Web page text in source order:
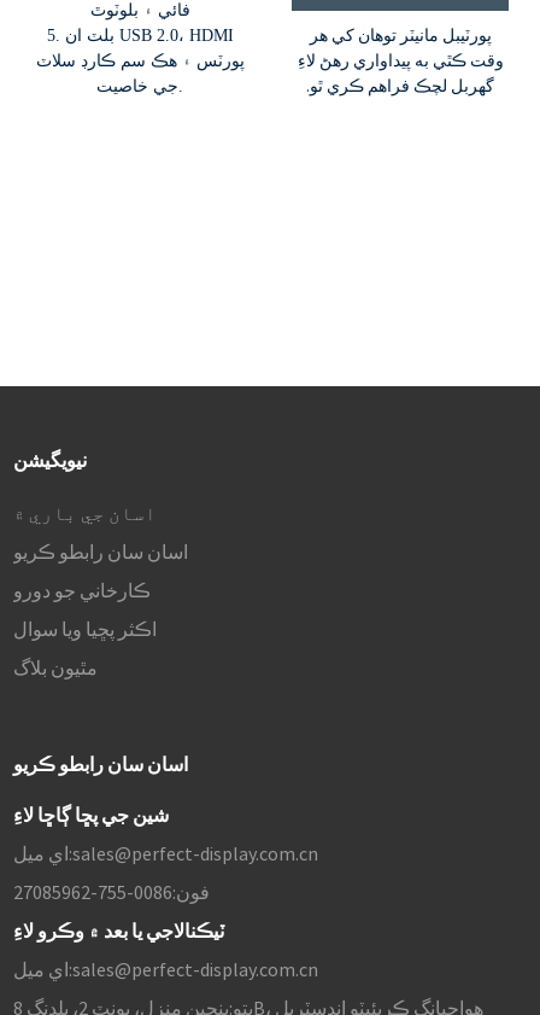
فائي ۽ بلوٽوٿ
5. بلٽ ان USB 2.0، HDMI
پورٽس ۽ هڪ سم ڪارڊ سلاٽ
جي خاصيت.
پورٽيبل مانيٽر توهان کي هر
وقت ڪٿي به پيداواري رهڻ لاءِ
گهربل لچڪ فراهم ڪري ٿو.
نيويگيشن
اسان جي باري ۾
اسان سان رابطو ڪريو
ڪارخاني جو دورو
اڪثر پڇيا ويا سوال
مٿيون بلاگ
اسان سان رابطو ڪريو
شين جي پڇا ڳاڇا لاءِ
اي ميل:sales@perfect-display.com.cn
فون:0086-755-27085962
ٽيڪنالاجي يا بعد ۾ وڪرو لاءِ
اي ميل:sales@perfect-display.com.cn
پتو:
پنجين منزل، يونٽ 2، بلڊنگ 8B، هواچيانگ ڪريئيٽو انڊسٽريل